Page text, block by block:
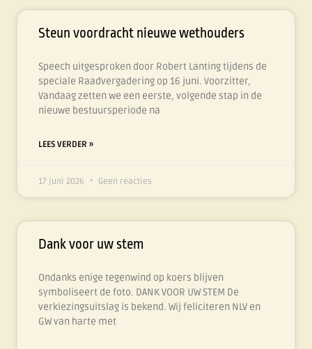
Steun voordracht nieuwe wethouders
Speech uitgesproken door Robert Lanting tijdens de
speciale Raadvergadering op 16 juni. Voorzitter,
Vandaag zetten we een eerste, volgende stap in de
nieuwe bestuursperiode na
LEES VERDER »
17 juni 2026 Geen reacties
Dank voor uw stem
Ondanks enige tegenwind op koers blijven
symboliseert de foto. DANK VOOR UW STEM De
verkiezingsuitslag is bekend. Wij feliciteren NLV en
GW van harte met